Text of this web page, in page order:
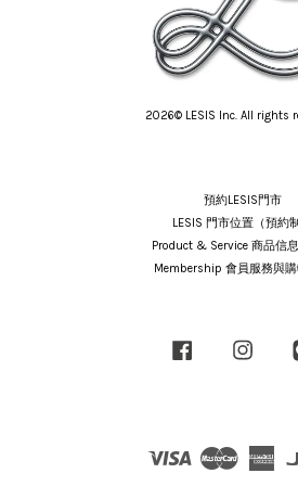
2026© LESIS Inc. All rights
預約LESIS門市
LESIS 門市位置（預約制
Product & Service 商品信
Membership 會員服務與
Facebook
Visa Master